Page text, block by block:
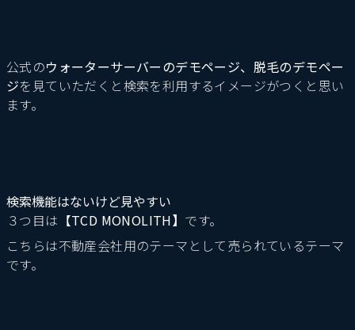
公式のウォーターサーバーのデモページ、 脱毛のデモペー
ジを見ていただくと検索を利用するイメージがつくと思い
ます。
検索機能はないけど見やすい
３つ目は 【TCD MONOLITH】 です。
こちらは不動産会社用のテーマとして売られているテーマ
です。